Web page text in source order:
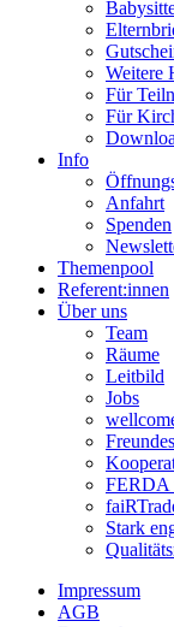
Weitere
Für
Für
Info
Anfahrt
Spenden
Themenpool
Referent:innen
Über uns
Team
Räume
Leitbild
Jobs
FERDA
Stark
Impressum
AGB